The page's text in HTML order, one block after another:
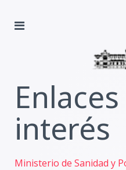
interés
Ministerio de Sanidad y